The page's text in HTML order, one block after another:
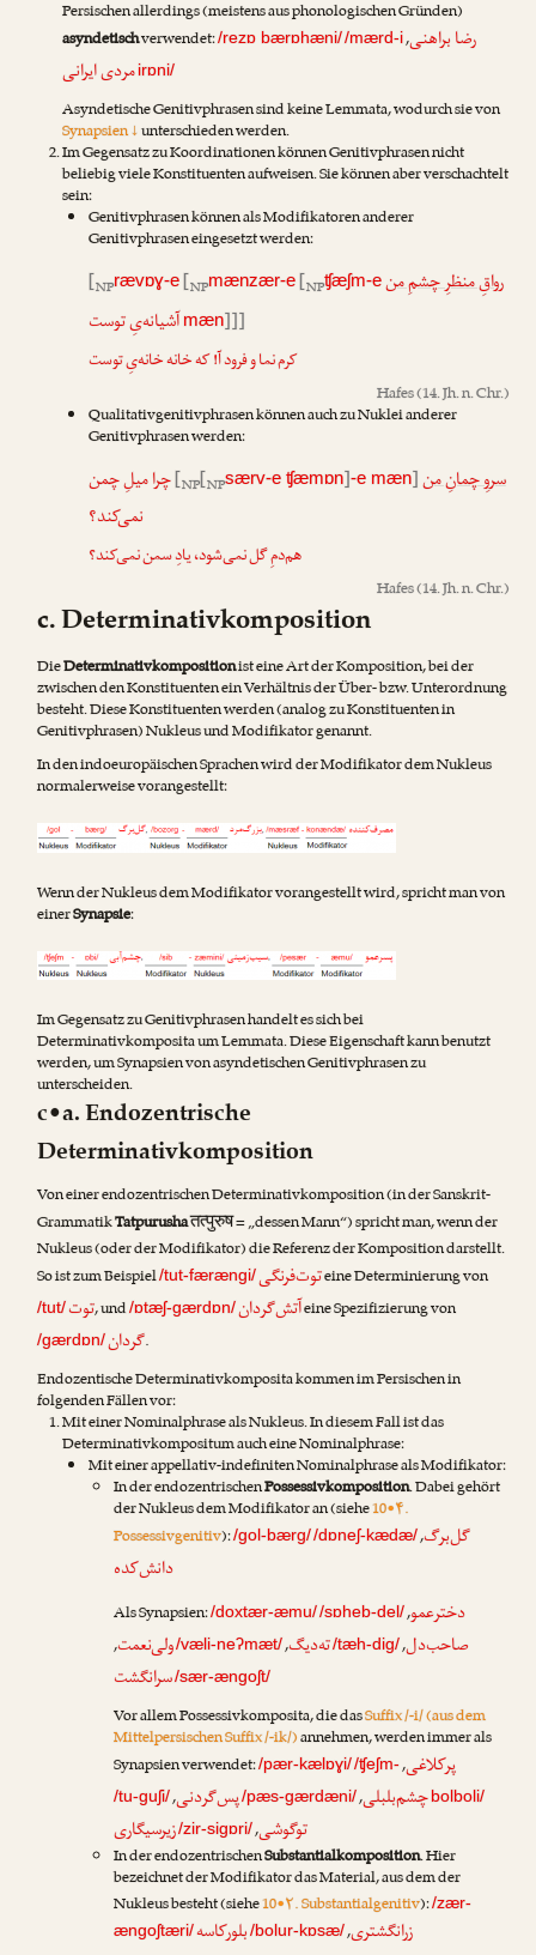
Persischen allerdings (meistens aus phonologischen Gründen)
asyndetischverwendet:/rezɒ bærɒhæni/ رضا براهنی,
/mærd-i
irɒni/مردی ایرانی
Asyndetische Genitivphrasen sind keine Lemmata, wodurch sie von
Synapsien ↓unterschieden werden.
Im Gegensatz zu Koordinationen können Genitivphrasen nicht
beliebig viele Konstituenten aufweisen. Sie können aber verschachtelt
sein:
Genitivphrasen können als Modifikatoren anderer
Genitivphrasen eingesetzt werden:
رواقِ منظرِ چشمِ من [NPrævɒɣ-e[NPmænzær-e[NPʧæʃm-e
mæn]]] آشیانه‌یِ توست
کرم نما و فرود آ! که خانه خانه‌یِ توست
Hafes(14. Jh. n. Chr.)
Qualitativgenitivphrasen können auch zu Nuklei anderer
Genitivphrasen werden:
سروِ چمانِ من [NP[NPsærv-e ʧæmɒn]-e mæn]
چرا میلِ چمن
نمی‌کند؟
هم‌دمِ گل نمی‌شود، یادِ سمن نمی‌کند؟
Hafes(14. Jh. n. Chr.)
c. Determinativkomposition
DieDeterminativkompositionist eine Art der Komposition, bei der
zwischen den Konstituenten ein Verhältnis der Über- bzw. Unterordnung
besteht. Diese Konstituenten werden (analog zu Konstituenten in
Genitivphrasen) Nukleus und Modifikator genannt.
In den indoeuropäischen Sprachen wird der Modifikator dem Nukleus
normalerweise vorangestellt:
Wenn der Nukleus dem Modifikator vorangestellt wird, spricht man von
einerSynapsie:
Im Gegensatz zu Genitivphrasen handelt es sich bei
Determinativkomposita um Lemmata. Diese Eigenschaft kann benutzt
werden, um Synapsien von asyndetischen Genitivphrasen zu
unterscheiden.
c•a. Endozentrische
Determinativkomposition
Von einer endozentrischen Determinativkomposition (in der Sanskrit-
GrammatikTatpurushaतत्पुरुष= „dessen Mann“) spricht man, wenn der
Nukleus (oder der Modifikator) die Referenz der Komposition darstellt.
So ist zum Beispiel/tut-færængi/توت‌فرنگیeine Determinierung von
/tut/ توت, und/ɒtæʃ-gærdɒn/آتش‌گردانeine Spezifizierung von
/gærdɒn/گردان.
Endozentische Determinativkomposita kommen im Persischen in
folgenden Fällen vor:
Mit einer Nominalphrase als Nukleus. In diesem Fall ist das
Determinativkompositum auch eine Nominalphrase:
Mit einer appellativ-indefiniten Nominalphrase als Modifikator:
In der endozentrischenPossessivkomposition. Dabei gehört
der Nukleus dem Modifikator an (siehe10•۴.
Possessivgenitiv):/gol-bærg/ گل‌برگ,
/dɒneʃ-kædæ/
دانش‌کده
Als Synapsien:/doxtær-æmu/ دخترعمو,
/sɒheb-del/
صاحب‌دل,
/tæh-dig/ته‌دیگ,
/væli-neʔmæt/ولی‌نعمت,
/sær-ængoʃt/سرانگشت
Vor allem Possessivkomposita, die dasSuffix /-i/ (aus dem
Mittelpersischen Suffix /-ik/)annehmen, werden immer als
Synapsien verwendet:/pær-kælɒɣi/ پرکلاغی,
/ʧeʃm-
bolboli/چشم‌بلبلی,
/pæs-gærdæni/پس‌گردنی,
/tu-guʃi/
توگوشی,
/zir-sigɒri/زیرسیگاری
In der endozentrischenSubstantialkomposition. Hier
bezeichnet der Modifikator das Material, aus dem der
Nukleus besteht (siehe10•۲. Substantialgenitiv):/zær-
ængoʃtæri/
زرانگشتری,
/bolur-kɒsæ/ بلورکاسه